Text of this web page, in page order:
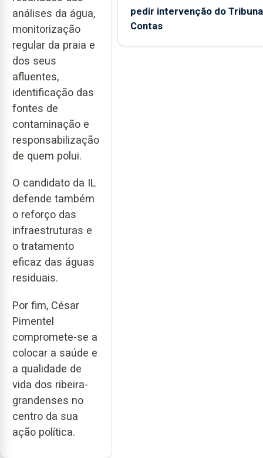
análises da água,
monitorização
regular da praia e
dos seus
afluentes,
identificação das
fontes de
contaminação e
responsabilização
de quem polui.
O candidato da IL
defende também
o reforço das
infraestruturas e
o tratamento
eficaz das águas
residuais.
Por fim, César
Pimentel
compromete-se a
colocar a saúde e
a qualidade de
vida dos ribeira-
grandenses no
centro da sua
ação política.
pedir intervenção do
Contas